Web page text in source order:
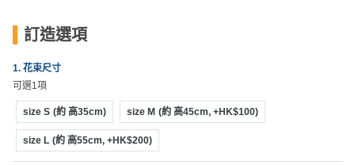
製
禮
物
場
業
公
司
活
動
婚
神
情
侶
心
願
關
訂造選項
1. 花束尺寸
可選1項
size S (約 高35cm) size M (約 高45cm, +HK$100)
size L (約 高55cm, +HK$200)